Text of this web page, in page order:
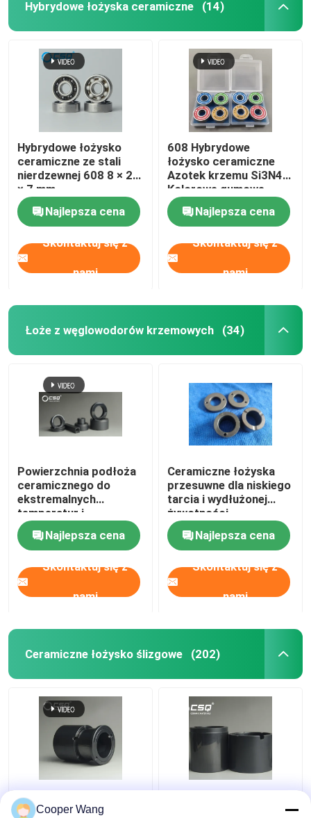
Hybrydowe łożyska ceramiczne (14)
Hybrydowe łożysko
ceramiczne ze stali
nierdzewnej 608 8 × 22
× 7 mm
Najlepsza cena
Skontaktuj się z
nami
608 Hybrydowe
łożysko ceramiczne
Azotek krzemu Si3N4
Kolorowe gumowe
uszczelki
Najlepsza cena
Skontaktuj się z
nami
Łoże z węglowodorów krzemowych (34)
Powierzchnia podłoża
ceramicznego do
ekstremalnych
temperatur i
odporności na korozję
Najlepsza cena
Skontaktuj się z
nami
Ceramiczne łożyska
przesuwne dla niskiego
tarcia i wydłużonej
żywotności
Najlepsza cena
Skontaktuj się z
nami
Ceramiczne łożysko ślizgowe (202)
Pompy Producenci
ceramicznych łożysk
Wysokotemperaturowe
Cooper Wang